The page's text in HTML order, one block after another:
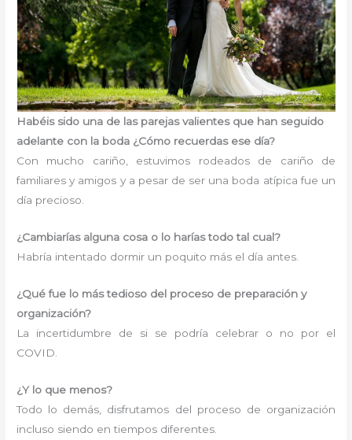
Habéis sido una de las parejas valientes que han seguido
adelante con la boda ¿Cómo recuerdas ese día?
Con mucho cariño, estuvimos rodeados de cariño de
familiares y amigos y a pesar de ser una boda atípica fue un
día precioso.
¿Cambiarías alguna cosa o lo harías todo tal cual?
Habría intentado dormir un poquito más el día antes.
¿Qué fue lo más tedioso del proceso de preparación y
organización?
La incertidumbre de si se podría celebrar o no por el
COVID.
¿Y lo que menos?
Todo lo demás, disfrutamos del proceso de organización
incluso siendo en tiempos diferentes.